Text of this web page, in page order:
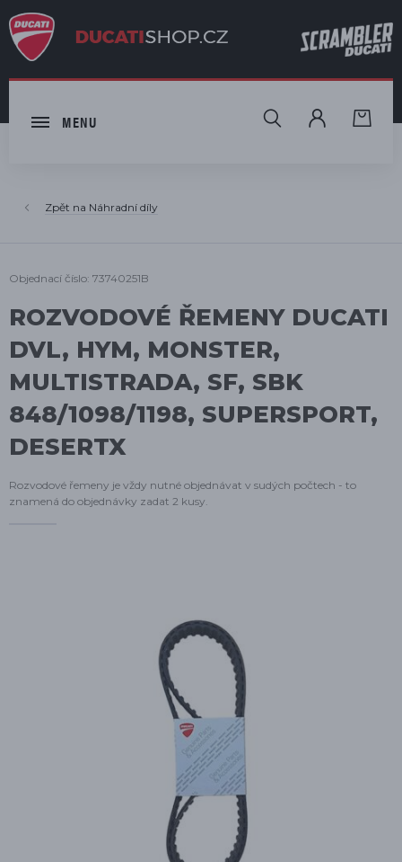
MENU HLEDAT
Náhradní díly
Objednací číslo: 73740251B
ROZVODOVÉ ŘEMENY DUCATI
DVL, HYM, MONSTER,
MULTISTRADA, SF, SBK
848/1098/1198, SUPERSPORT,
DESERTX
Rozvodové řemeny je vždy nutné objednávat v sudých počtech - to
znamená do objednávky zadat 2 kusy.